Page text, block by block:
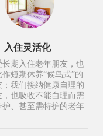
入住灵活化
长期入住老年朋友，也
短期休养“候鸟式”的
；我们接纳健康自理的
，也吸收不能自理而需
护、甚至需特护的老年